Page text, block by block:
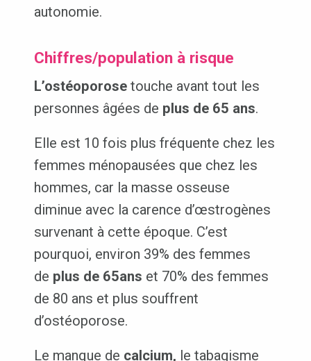
autonomie.
Chiffres/population à risque
L’ostéoporose touche avant tout les
personnes âgées de plus de 65 ans.
Elle est 10 fois plus fréquente chez les
femmes ménopausées que chez les
hommes, car la masse osseuse
diminue avec la carence d’œstrogènes
survenant à cette époque. C’est
pourquoi, environ 39% des femmes
de plus de 65ans et 70% des femmes
de 80 ans et plus souffrent
d’ostéoporose.
Le manque de calcium, le tabagisme